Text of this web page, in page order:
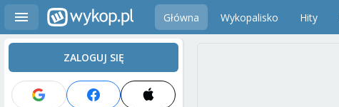
Główna Wykopalisko Hity
ZALOGUJ SIĘ